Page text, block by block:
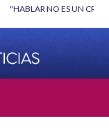
"HABLAR NO ES UN